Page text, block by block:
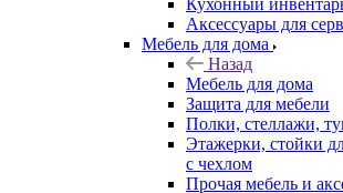
Кухонный
Аксессуары для
Мебель для дома
Назад
Мебель для дома
Защита для мебели
Полки, стеллажи,
Этажерки, стойки
с чехлом
Прочая мебель и